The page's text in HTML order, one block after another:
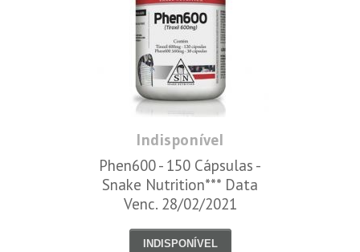
Indisponível
Phen600 - 150 Cápsulas -
Snake Nutrition*** Data
Venc. 28/02/2021
INDISPONÍVEL